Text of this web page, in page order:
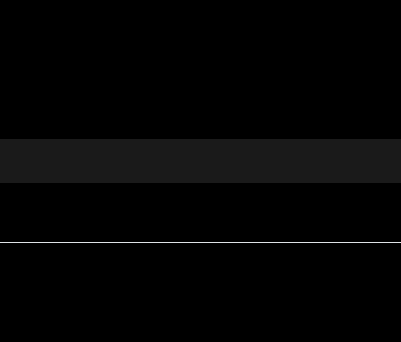
această colecție poartă amprenta unor
atmosfera locuinței tale.
accente picturale
de design interior
interioarelor cu personalitate
rafinată și contemporană în fiecare colț al